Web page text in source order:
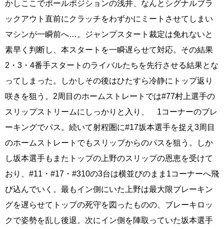
かしここでポールポジションの浅井、なんとシグナルブラ
ックアウト直前にクラッチをわずかにミートさせてしまい
マシンが一瞬前へ…。ジャンプスタート裁定は免れないと
素早く判断し、本スタートを一瞬遅らせて対応。その結果
2・3・4番手スタートのライバルたちを先行させる結果とな
ってしまった。しかしその後はひたすら冷静にトップ返り
咲きを狙う。2周目のホームストレートでは#77村上選手の
スリップストリームにしっかりと入り、 1コーナーのブレ
ーキングでパス。続いて射程圏に#17坂本選手を捉え3周目
のホームストレートでもスリップからのパスを狙う。しか
し坂本選手もまたトップの上野のスリップの恩恵を受けて
おり、#11・#17・#310の3台は横並びのまま1コーナーへ飛
び込んでいく。最もイン側にいた上野は最大限ブレーキン
グを遅らせてトップの死守を図ったものの、ブレーキロッ
クで姿勢を乱し後退。次にイン側を陣取っていた坂本選手